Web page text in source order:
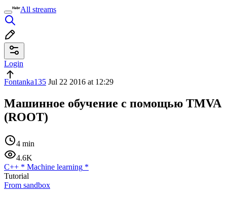
All streams
Login
Fontanka135 Jul 22 2016 at 12:29
Машинное обучение с помощью TMVA
(ROOT)
4 min
4.6K
C++ * Machine learning *
Tutorial
From sandbox